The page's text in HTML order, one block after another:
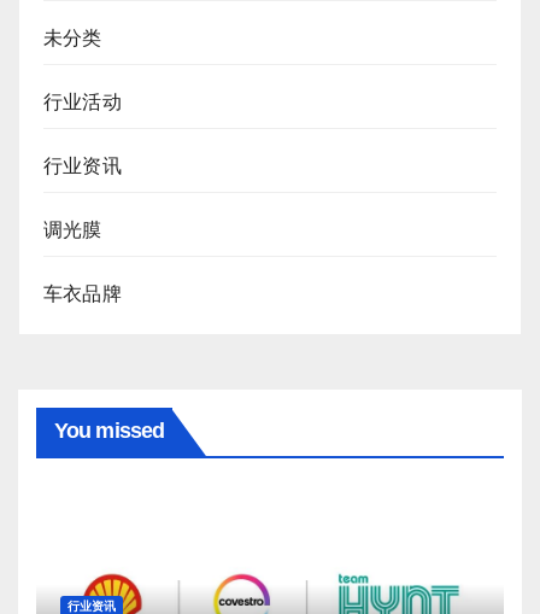
未分类
行业活动
行业资讯
调光膜
车衣品牌
You missed
行业资讯